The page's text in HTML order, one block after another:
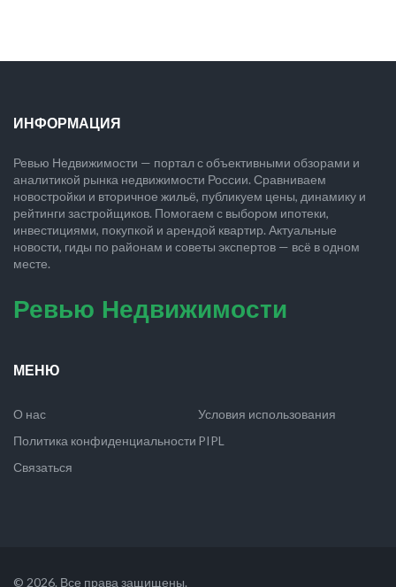
ИНФОРМАЦИЯ
Ревью Недвижимости — портал с объективными обзорами и
аналитикой рынка недвижимости России. Сравниваем
новостройки и вторичное жильё, публикуем цены, динамику и
рейтинги застройщиков. Помогаем с выбором ипотеки,
инвестициями, покупкой и арендой квартир. Актуальные
новости, гиды по районам и советы экспертов — всё в одном
месте.
Ревью Недвижимости
МЕНЮ
О нас
Условия использования
Политика конфиденциальности PIPL
Связаться
© 2026. Все права защищены.